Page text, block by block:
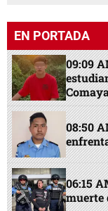
EN PORTADA
09:09
08:50
06:15
muerte